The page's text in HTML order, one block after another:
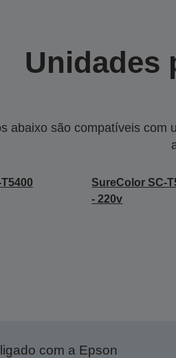
Unidades
abaixo são compatíveis com
SureColor SC-
- 220v
com a Epson